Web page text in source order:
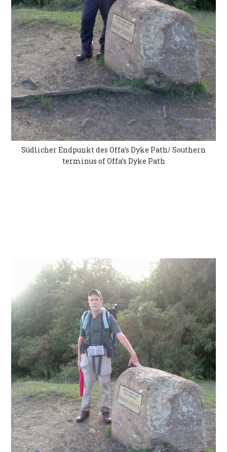
Südlicher Endpunkt des Offa’s Dyke Path/ Southern
terminus of Offa’s Dyke Path